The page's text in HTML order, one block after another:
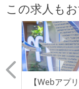
この求人も
【Webアプ